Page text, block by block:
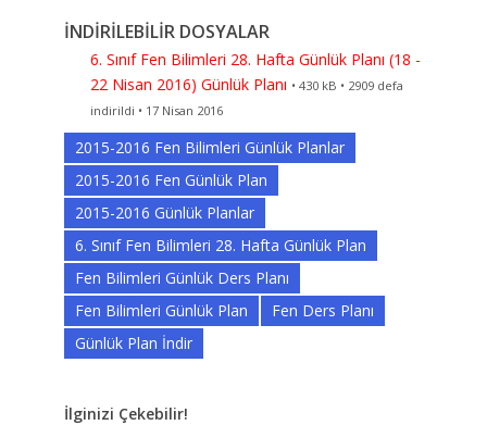
İNDİRİLEBİLİR DOSYALAR
6. Sınıf Fen Bilimleri 28. Hafta Günlük Planı (18 -
22 Nisan 2016) Günlük Planı • 430 kB • 2909 defa
indirildi • 17 Nisan 2016
2015-2016 Fen Bilimleri Günlük Planlar
2015-2016 Fen Günlük Plan
2015-2016 Günlük Planlar
6. Sınıf Fen Bilimleri 28. Hafta Günlük Plan
Fen Bilimleri Günlük Ders Planı
Fen Bilimleri Günlük Plan
Fen Ders Planı
Günlük Plan İndir
İlginizi Çekebilir!